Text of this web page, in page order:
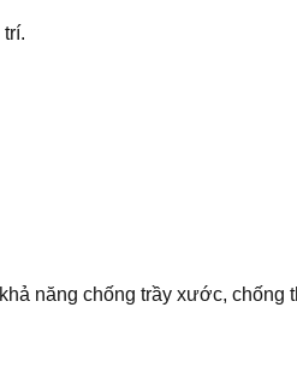
năng chống trầy xước, chống